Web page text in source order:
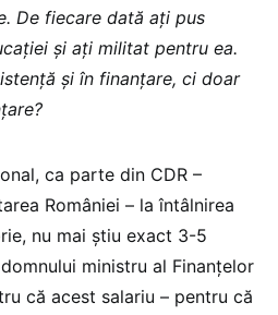
De fiecare dată ați pus
și ați militat pentru ea.
și în finanțare, ci doar
ca parte din CDR –
României – la întâlnirea
nu mai știu exact 3-5
ministru al Finanțelor
că acest salariu – pentru că